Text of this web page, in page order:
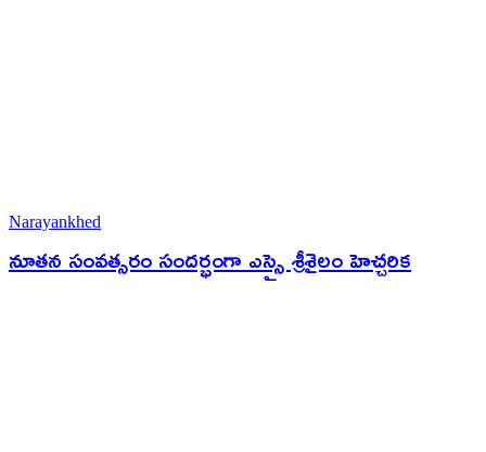
Narayankhed
నూతన సంవత్సరం సందర్భంగా ఎస్సై శ్రీశైలం హెచ్చరిక